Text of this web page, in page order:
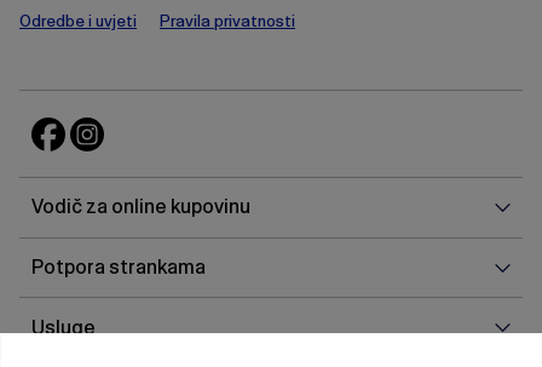
Odredbe i uvjeti
Pravila privatnosti
Vodič za online kupovinu
Potpora strankama
Usluge